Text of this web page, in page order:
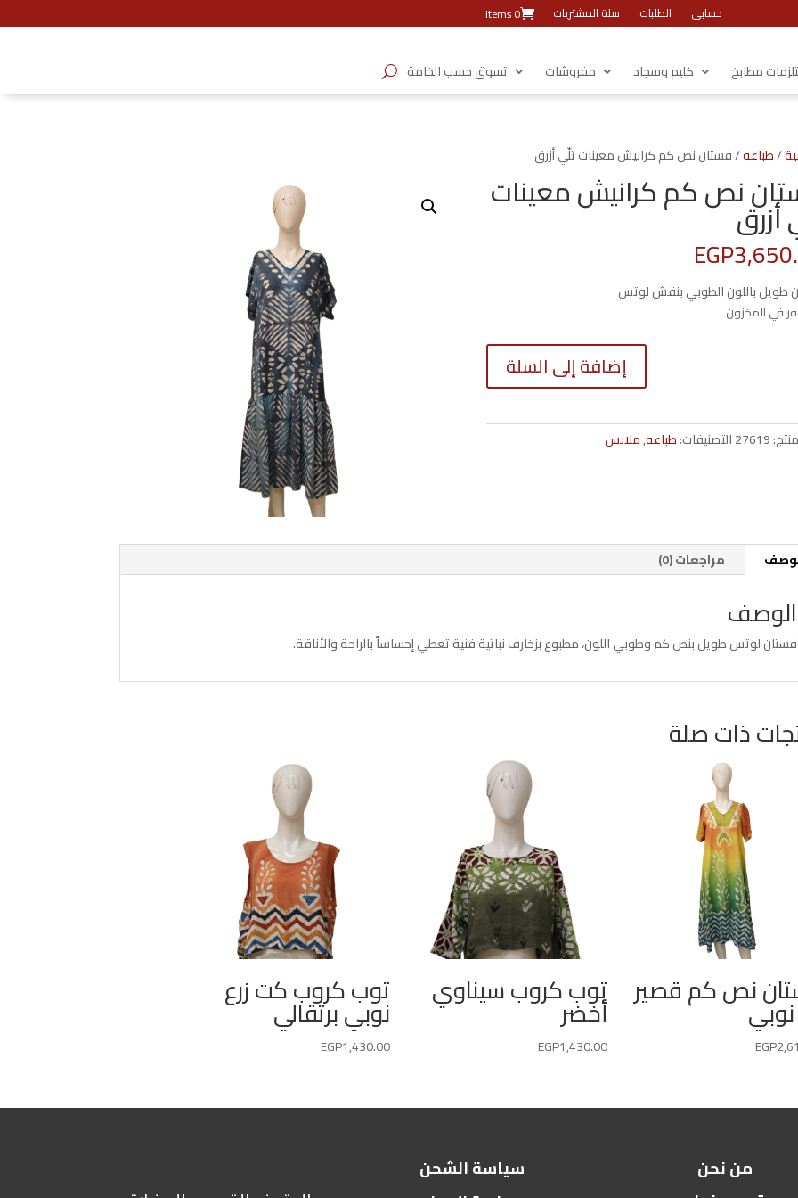
حسابي الطلبات سلة المشتريات 0 Items
مطابخ كليم وسجاد مفروشات تسوق حسب الخامة
/طباعه/ فستان نص كم كرانيش معينات تلّي أزرق
نص كم كرانيش معينات
أزرق
EGP
طويل باللون الطوبي بنقش لوتس
كمية
نص
إضافة إلى السلة
27619التصنيفات:طباعه,ملابس
مراجعات (0)
الوصف
فستان لوتس طويل بنص كم وطوبي اللون، مطبوع بزخارف نباتية فنية تعطي إحساساً بالراحة والأناقة.
ذات صلة
نص كم قصير
نوبي
EGP
توب كروب سيناوي
أخضر
EGP1,430.00
توب كروب كت زرع
نوبي برتقالي
EGP1,430.00
سياسة الشحن
من نحن